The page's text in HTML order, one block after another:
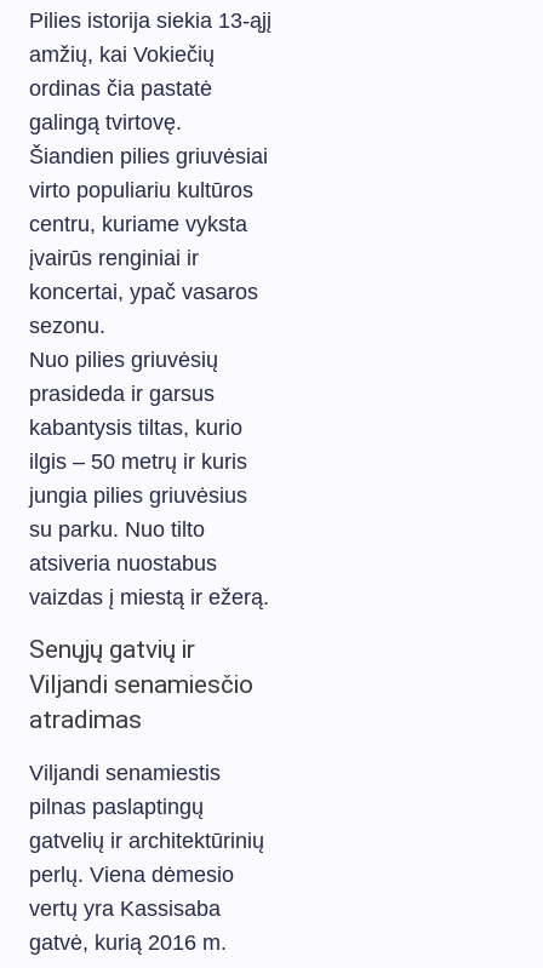
Pilies istorija siekia 13-ąjį
amžių, kai Vokiečių
ordinas čia pastatė
galingą tvirtovę.
Šiandien pilies griuvėsiai
virto populiariu kultūros
centru, kuriame vyksta
įvairūs renginiai ir
koncertai, ypač vasaros
sezonu.
Nuo pilies griuvėsių
prasideda ir garsus
kabantysis tiltas, kurio
ilgis – 50 metrų ir kuris
jungia pilies griuvėsius
su parku. Nuo tilto
atsiveria nuostabus
vaizdas į miestą ir ežerą.
Senųjų gatvių ir
Viljandi senamiesčio
atradimas
Viljandi senamiestis
pilnas paslaptingų
gatvelių ir architektūrinių
perlų. Viena dėmesio
vertų yra Kassisaba
gatvė, kurią 2016 m.